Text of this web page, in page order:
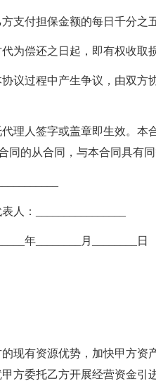
付担保金额的每日千分之五
偿还之日起，即有权收取损
过程中产生争议，由双方
人签字或盖章即生效。本
的从合同，与本合同具有同
：________________
年________月________日
有资源优势，加快甲方资
方委托乙方开展经营资金引